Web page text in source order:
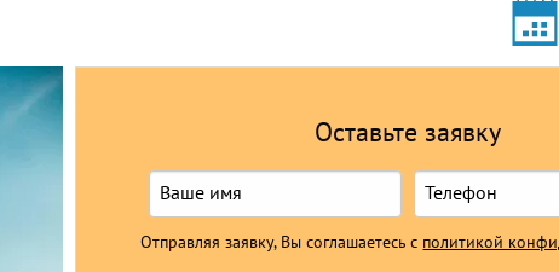
Оставьте заявку
Отправляя заявку, Вы соглашаетесь с политикой